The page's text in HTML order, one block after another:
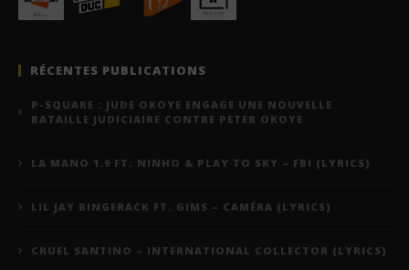
RÉCENTES PUBLICATIONS
P-SQUARE : JUDE OKOYE ENGAGE UNE NOUVELLE
BATAILLE JUDICIAIRE CONTRE PETER OKOYE
LA MANO 1.9 FT. NINHO & PLAY TO SKY – FBI (LYRICS)
LIL JAY BINGERACK FT. GIMS – CAMÉRA (LYRICS)
CRUEL SANTINO – INTERNATIONAL COLLECTOR (LYRICS)